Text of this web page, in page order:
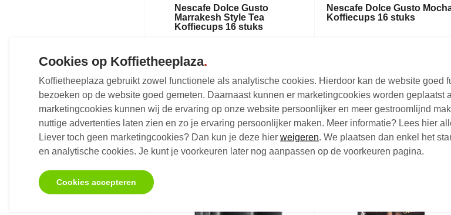
Nescafe Dolce Gusto
Marrakesh Style Tea
Koffiecups 16 stuks
Vanaf €7,
Niet op voorraad
Nescafe Dolce Gusto
Koffiecups 16 stuks
Niet op voorraad
Cookies op Koffietheeplaza.
Koffietheeplaza gebruikt zowel functionele als analytische cookies. Hierdoor kan de website goed
bezoeken op de website goed gemeten. Daarnaast kunnen er marketingcookies worden geplaatst
marketingcookies kunnen wij de ervaring op onze website persoonlijker en meer gestroomlijnd
nuttige advertenties laten zien en zo je ervaring persoonlijker maken. Meer informatie? Lees hier
Liever toch geen marketingcookies? Dan kun je deze hier weigeren . We plaatsen dan enkel het
en analytische cookies. Je kunt je voorkeuren later nog aanpassen op de voorkeuren pagina.
Cookies accepteren